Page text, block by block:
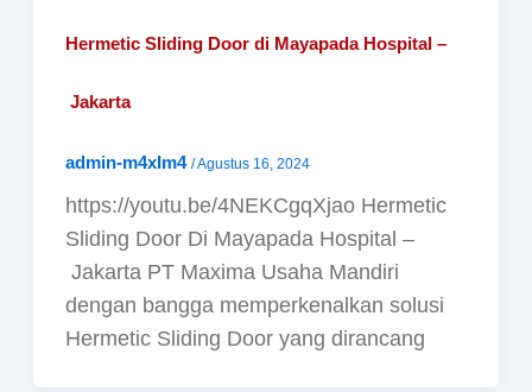
Hermetic Sliding Door di Mayapada Hospital –
Jakarta
admin-m4xIm4 /Agustus 16, 2024
https://youtu.be/4NEKCgqXjao Hermetic
Sliding Door Di Mayapada Hospital –
Jakarta PT Maxima Usaha Mandiri
dengan bangga memperkenalkan solusi
Hermetic Sliding Door yang dirancang